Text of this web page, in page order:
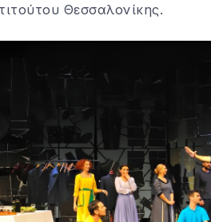
Θεσσαλονίκης.